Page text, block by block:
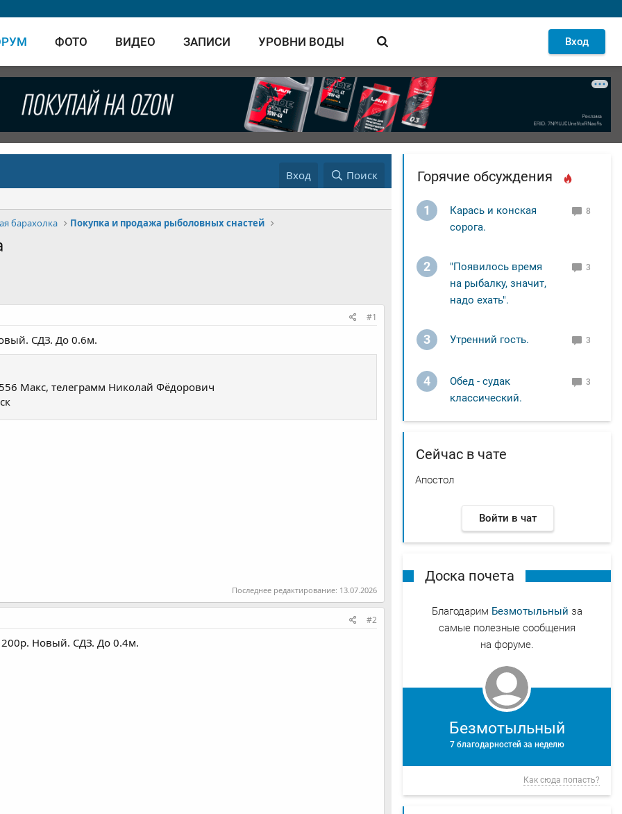
ФОТО ВИДЕО ЗАПИСИ УРОВНИ ВОДЫ Вход
Вход Поиск
барахолка Покупка и продажа рыболовных снастей
#1
СДЗ. До 0.6м.
Макс, телеграмм Николай Фёдорович
Последнее редактирование: 13.07.2026
#2
Новый. СДЗ. До 0.4м.
Горячие обсуждения
1
Карась и конская
сорога.
8
2
"Появилось время
на рыбалку, значит,
надо ехать".
3
3 Утренний гость. 3
4
Обед - судак
классический.
3
Сейчас в чате
Апостол
Войти в чат
Доска почета
Благодарим Безмотыльный за
самые полезные сообщения
на форуме.
Безмотыльный
7 благодарностей за неделю
Как сюда попасть?